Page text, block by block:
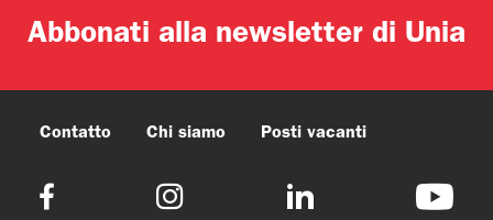
Abbonati alla newsletter di Unia
Contatto Chi siamo Posti vacanti